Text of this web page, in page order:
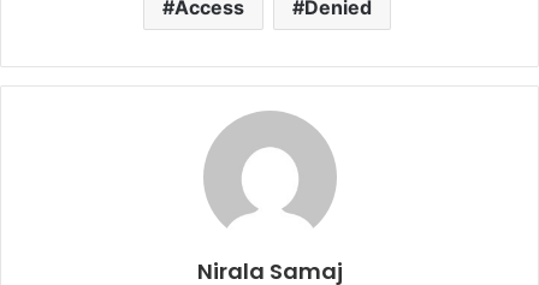
Access Denied
Nirala Samaj